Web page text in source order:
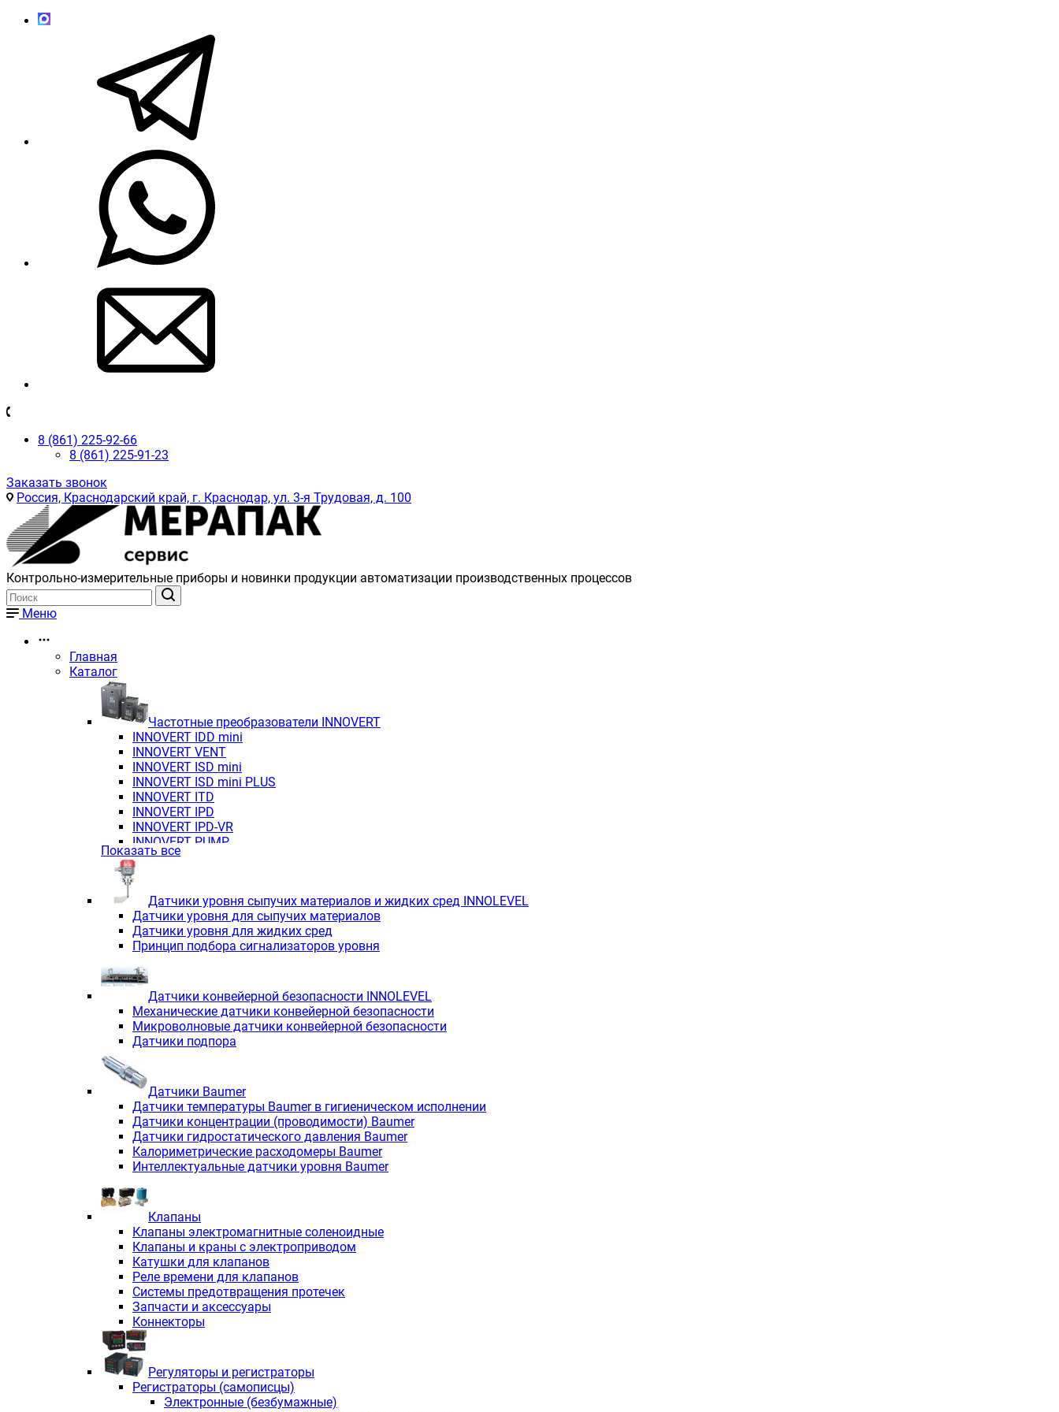
8 (861) 225-92-66
8 (861) 225-91-23
Заказать звонок
Россия, Краснодарский край, г. Краснодар, ул. 3-я Трудовая, д. 100
Контрольно-измерительные приборы и новинки продукции автоматизации производственных процессов
Меню
Главная
Каталог
Частотные преобразователи INNOVERT
INNOVERT IDD mini
INNOVERT VENT
INNOVERT ISD mini
INNOVERT ISD mini PLUS
INNOVERT ITD
INNOVERT IРD
INNOVERT IРD-VR
INNOVERT PUMP
Показать все
Датчики уровня сыпучих материалов и жидких сред INNOLEVEL
Датчики уровня для сыпучих материалов
Датчики уровня для жидких сред
Принцип подбора сигнализаторов уровня
Датчики конвейерной безопасности INNOLEVEL
Механические датчики конвейерной безопасности
Микроволновые датчики конвейерной безопасности
Датчики подпора
Датчики Baumer
Датчики температуры Baumer в гигиеническом исполнении
Датчики концентрации (проводимости) Baumer
Датчики гидростатического давления Baumer
Калориметрические расходомеры Baumer
Интеллектуальные датчики уровня Baumer
Клапаны
Клапаны электромагнитные соленоидные
Клапаны и краны с электроприводом
Катушки для клапанов
Реле времени для клапанов
Системы предотвращения протечек
Запчасти и аксессуары
Коннекторы
Регуляторы и регистраторы
Регистраторы (самописцы)
Электронные (безбумажные)